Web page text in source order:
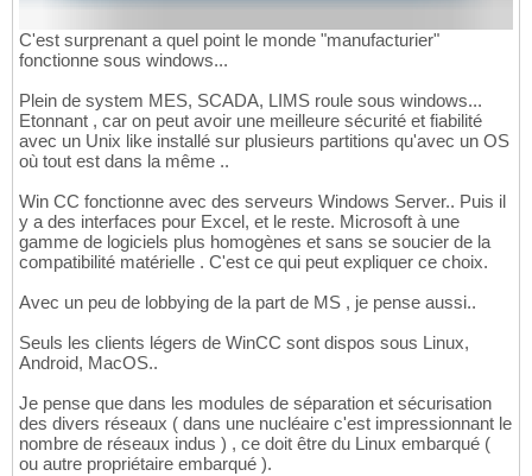
C'est surprenant a quel point le monde "manufacturier"
fonctionne sous windows...
Plein de system MES, SCADA, LIMS roule sous windows...
Etonnant , car on peut avoir une meilleure sécurité et fiabilité
avec un Unix like installé sur plusieurs partitions qu'avec un OS
où tout est dans la même ..
Win CC fonctionne avec des serveurs Windows Server.. Puis il
y a des interfaces pour Excel, et le reste. Microsoft à une
gamme de logiciels plus homogènes et sans se soucier de la
compatibilité matérielle . C'est ce qui peut expliquer ce choix.
Avec un peu de lobbying de la part de MS , je pense aussi..
Seuls les clients légers de WinCC sont dispos sous Linux,
Android, MacOS..
Je pense que dans les modules de séparation et sécurisation
des divers réseaux ( dans une nucléaire c'est impressionnant le
nombre de réseaux indus ) , ce doit être du Linux embarqué (
ou autre propriétaire embarqué ).